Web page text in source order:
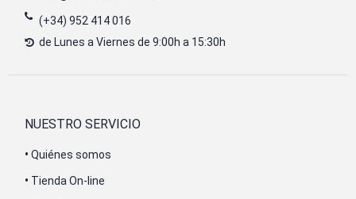
(+34) 952 414 016
de Lunes a Viernes de 9:00h a 15:30h
NUESTRO SERVICIO
• Quiénes somos
• Tienda On-line